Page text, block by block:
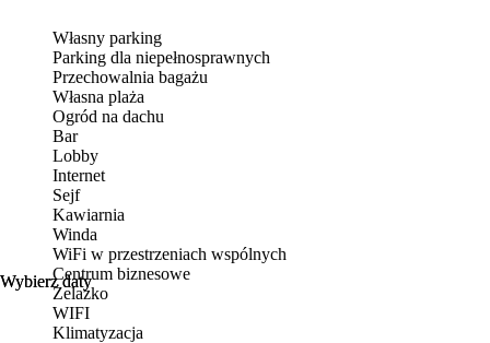
Wybierz daty
Wybierz daty
Własny parking
Parking dla niepełnosprawnych
Przechowalnia bagażu
Własna plaża
Ogród na dachu
Bar
Lobby
Internet
Sejf
Kawiarnia
Winda
WiFi w przestrzeniach wspólnych
Centrum biznesowe
Żelazko
WIFI
Klimatyzacja